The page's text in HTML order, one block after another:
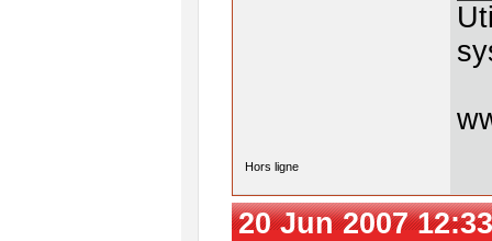
Hors ligne
20 Jun 2007